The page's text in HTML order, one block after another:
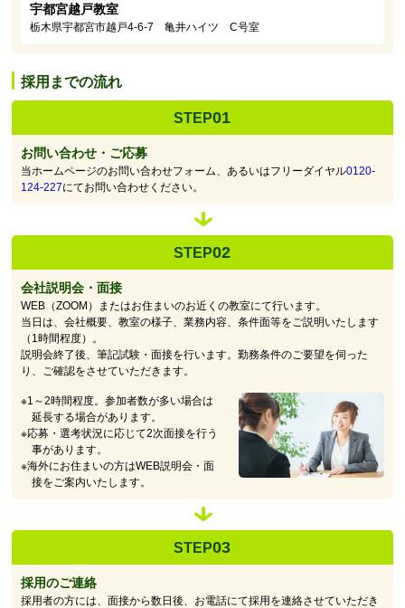
宇都宮越戸教室
栃木県宇都宮市越戸4-6-7 亀井ハイツ C号室
採用までの流れ
STEP01
お問い合わせ・ご応募
当ホームページのお問い合わせフォーム、あるいはフリーダイヤル0120-
124-227にてお問い合わせください。
STEP02
会社説明会・面接
WEB（ZOOM）またはお住まいのお近くの教室にて行います。
当日は、会社概要、教室の様子、業務内容、条件面等をご説明いたします
（1時間程度）。
説明会終了後、筆記試験・面接を行います。勤務条件のご要望を伺った
り、ご確認をさせていただきます。
※1～2時間程度。参加者数が多い場合は
延長する場合があります。
※応募・選考状況に応じて2次面接を行う
事があります。
※海外にお住まいの方はWEB説明会・面
接をご案内いたします。
STEP03
採用のご連絡
採用者の方には、面接から数日後、お電話にて採用を連絡させていただき